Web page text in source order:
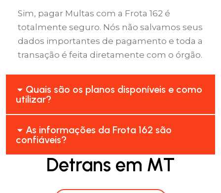
Sim, pagar Multas com a Frota 162 é
totalmente seguro. Nós não salvamos seus
dados importantes de pagamento e toda a
transação é feita diretamente com o órgão.
Quais são os planos disponíveis e como
utilizar?
As informações da Frota 162 são
confiáveis?
Detrans em MT